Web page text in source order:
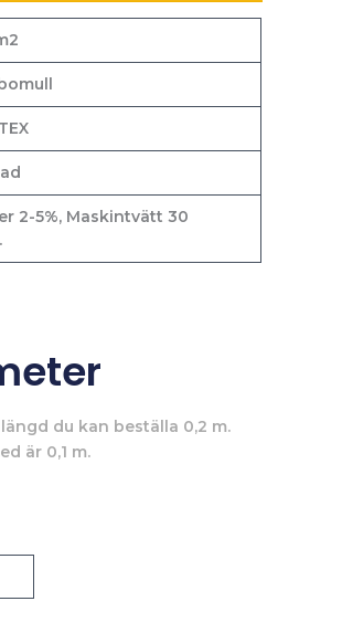
2-5%, Maskintvätt 30
du kan beställa 0,2 m.
är 0,1 m.